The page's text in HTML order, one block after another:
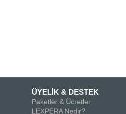
ÜYELİK & DESTEK
Paketler & Ücretler
LEXPERA Nedir?